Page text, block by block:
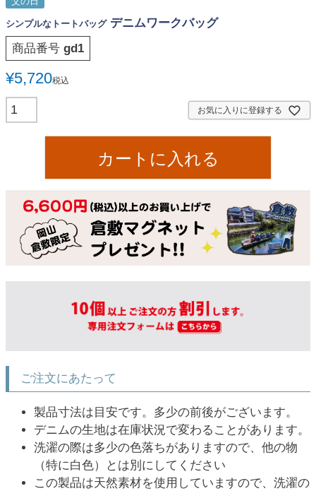
シンプルなトートバッグ デニムワークバッグ
商品番号 gd1
¥5,720税込
お気に入りに登録する
カートに入れる
ご注文にあたって
製品寸法は目安です。多少の前後がございます。
デニムの生地は在庫状況で変わることがあります。
洗濯の際は多少の色落ちがありますので、他の物
（特に白色）とは別にしてください
この製品は天然素材を使用していますので、洗濯の